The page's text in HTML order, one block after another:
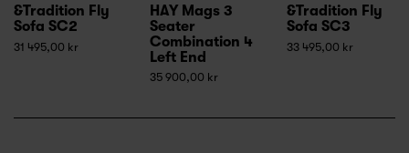
&Tradition Fly
Sofa SC2
31 495,00 kr
HAY Mags 3
Seater
Combination 4
Left End
35 900,00 kr
&Tradition Fly
Sofa SC3
33 495,00 kr